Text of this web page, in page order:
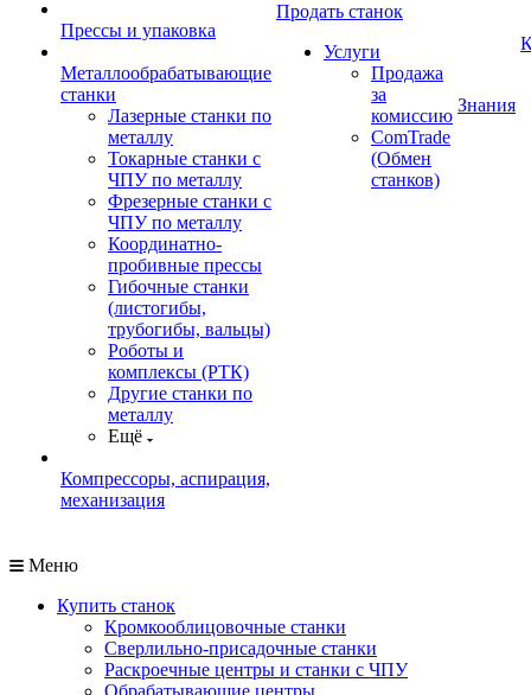
Прессы и упаковка
Металлообрабатывающие
станки
Лазерные станки по
металлу
Токарные станки с
ЧПУ по металлу
Фрезерные станки с
ЧПУ по металлу
Координатно-
пробивные прессы
Гибочные станки
(листогибы,
трубогибы, вальцы)
Роботы и
комплексы (РТК)
Другие станки по
металлу
Ещё
Компрессоры, аспирация,
механизация
Продать станок
Услуги
Продажа
за
комиссию
ComTrade
(Обмен
станков)
Знания
Меню
Купить станок
Кромкооблицовочные станки
Сверлильно-присадочные станки
Раскроечные центры и станки с ЧПУ
Обрабатывающие центры